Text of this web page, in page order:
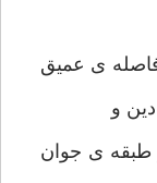
ی عمیق
و
طبقه ی جوان